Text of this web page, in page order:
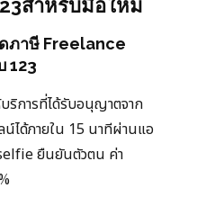
สำหรับมือใหม่
ภาษี Freelance
123
การที่ได้รับอนุญาตจาก
ได้ภายใน 15 นาทีผ่านแอ
ยืนยันตัวตน ค่า